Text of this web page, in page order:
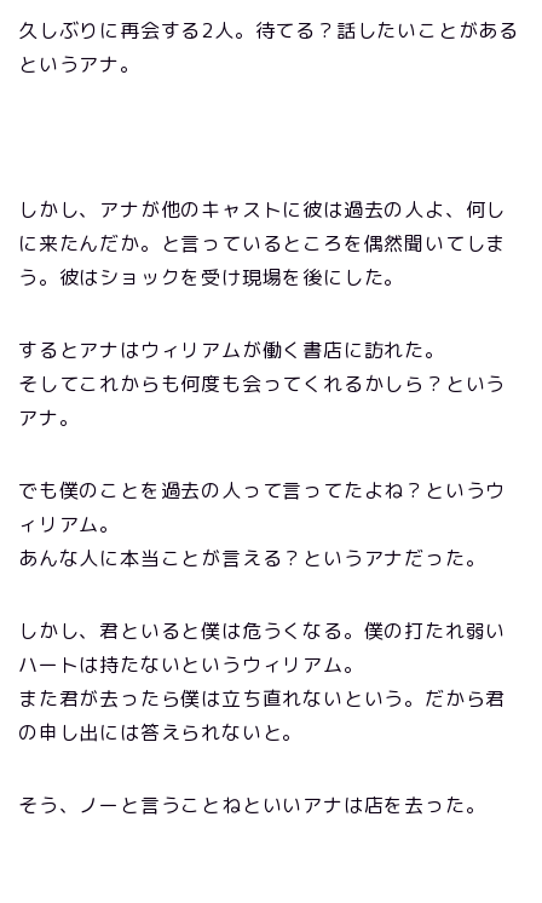
久しぶりに再会する2人。待てる？話したいことがある
というアナ。
しかし、アナが他のキャストに彼は過去の人よ、何し
に来たんだか。と言っているところを偶然聞いてしま
う。彼はショックを受け現場を後にした。
するとアナはウィリアムが働く書店に訪れた。
そしてこれからも何度も会ってくれるかしら？という
アナ。
でも僕のことを過去の人って言ってたよね？というウ
ィリアム。
あんな人に本当ことが言える？というアナだった。
しかし、君といると僕は危うくなる。僕の打たれ弱い
ハートは持たないというウィリアム。
また君が去ったら僕は立ち直れないという。だから君
の申し出には答えられないと。
そう、ノーと言うことねといいアナは店を去った。